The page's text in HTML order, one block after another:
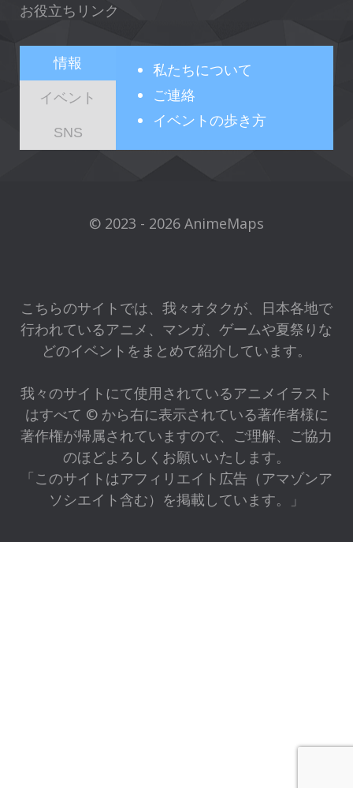
お役立ちリンク
情報
イベント
SNS
私たちについて
ご連絡
イベントの歩き方
© 2023 - 2026 AnimeMaps
こちらのサイトでは、我々オタクが、日本各地で
行われているアニメ、マンガ、ゲームや夏祭りな
どのイベントをまとめて紹介しています。
我々のサイトにて使用されているアニメイラスト
はすべて © から右に表示されている著作者様に
著作権が帰属されていますので、ご理解、ご協力
のほどよろしくお願いいたします。
「このサイトはアフィリエイト広告（アマゾンア
ソシエイト含む）を掲載しています。」